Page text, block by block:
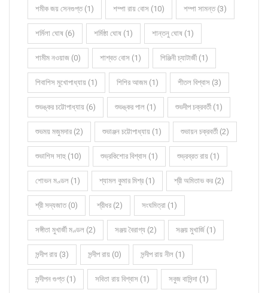
শমীক জয় সেনগুপ্ত (1) শম্পা রায় বোস (10) শম্পা সামন্ত (3)
শর্মিলা ঘোষ (6) শর্মিষ্ঠা ঘোষ (1) শান্তনু ঘোষ (1)
শামীম নওয়াজ (0) শাশ্বত বোস (1) শিঞ্জিনী চ্যাটার্জী (1)
শিবাশিস মুখোপাধ্যায় (1) শিশির আজম (1) শীতল বিশ্বাস (3)
শুভঙ্কর চট্টোপাধ্যায় (6) শুভঙ্কর পাল (1) শুভদীপ চক্রবর্তী (1)
শুভময় মজুমদার (2) শুভাঞ্জন চট্টোপাধ্যায় (1) শুভায়ন চক্রবর্তী (2)
শুভাশিস সাহু (10) শুভ্রকিশোর বিশ্বাস (1) শুভ্রব্রত রায় (1)
শোভন মণ্ডল (1) শ্যামল কুমার মিশ্র (1) শ্রী অমিতাভ কর (2)
শ্রী সদ্যজাত (0) শ্রীধর (2) সংঘমিত্রা (1)
সঙ্গীতা মুখার্জী মণ্ডল (2) সঞ্জয় বৈরাগ্য (2) সঞ্জয় মুখার্জি (1)
সন্দীপ রায় (3) সন্দীপ রায় (0) সন্দীপ রায় নীল (1)
সন্দীপন গুপ্ত (1) সবিতা রায় বিশ্বাস (1) সবুজ বাসিন্দা (1)